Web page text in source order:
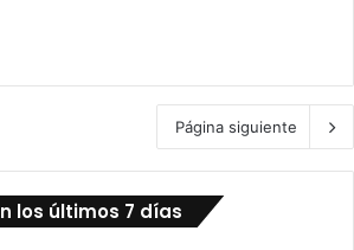
Página siguiente
los últimos 7 días